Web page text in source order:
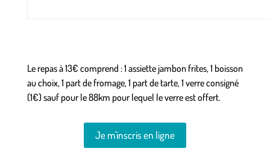
Le repas à 13€ comprend : 1 assiette jambon frites, 1 boisson
au choix, 1 part de fromage, 1 part de tarte, 1 verre consigné
(1€) sauf pour le 88km pour lequel le verre est offert.
Je m'inscris en ligne